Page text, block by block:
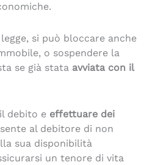
si può bloccare anche
o sospendere la
se già stata avviata con il
debito e effettuare dei
al debitore di non
sua disponibilità
un tenore di vita